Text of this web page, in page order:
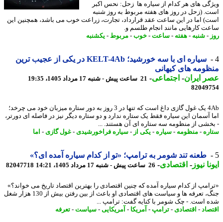
های هر کدام از سیاره ها زحل: نحس اکبر
(زحل در روز های هفته مربوط به روز شنبه
اما در این ساعت عقد قرارداد، تجارت، زراعت خوب می باشد، همچنین این
کارهایی مانند انجام طلسم و.
- شنبه-هفته-ساعت-خوب-مربوط -یکشنبه
سیاره ای با سه خورشید؛ KELT-4Ab در یکی از عجیب ترین
های کیهانی
ایران- اجتماعی-21 ساعت پیش - شنبه 17 مرداد 1405، 19:35
4Ab یک غول گازی داغ است که تنها در 3 روز به دور ستاره میزبان خود می چرخد؛
آسمان این سیاره فقط یک ستاره ندارد و دو ستاره دیگر نیز در فاصله ای دورتر،
از منظومه سه ستاره ای آن هستند. ...
-منظومه-سیاره-یکی از-سیاره فراخورشیدی-غول گازی- اما
طعنه تند شومر به ترامپ؛ «تو از کدام سیاره آمده ای؟»
نیوز-اقتصادی-26 ساعت پیش - شنبه 17 مرداد 1405، 14:21 82047718
از کدام سیاره آمده که چنین اقتصادی را بهترین اقتصاد تاریخ می خواند؟»
جنگ، تعرفه ها و سیاست های اقتصادی او باعث از بین رفتن بیش از 130 هزار شغل
است. - چک شومر با کنایه گفت: ترامپ ...
-اقتصادی-ترامپ -آمریکا- آمریکایی-سیاست-تعرفه